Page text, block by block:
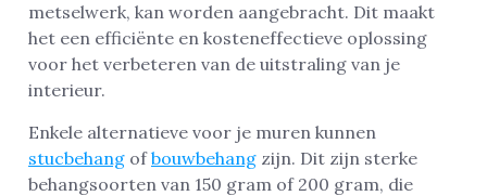
metselwerk, kan worden aangebracht. Dit maakt
het een efficiënte en kosteneffectieve oplossing
voor het verbeteren van de uitstraling van je
interieur.
Enkele alternatieve voor je muren kunnen
stucbehang ofbouwbehang zijn. Dit zijn sterke
behangsoorten van 150 gram of 200 gram, die